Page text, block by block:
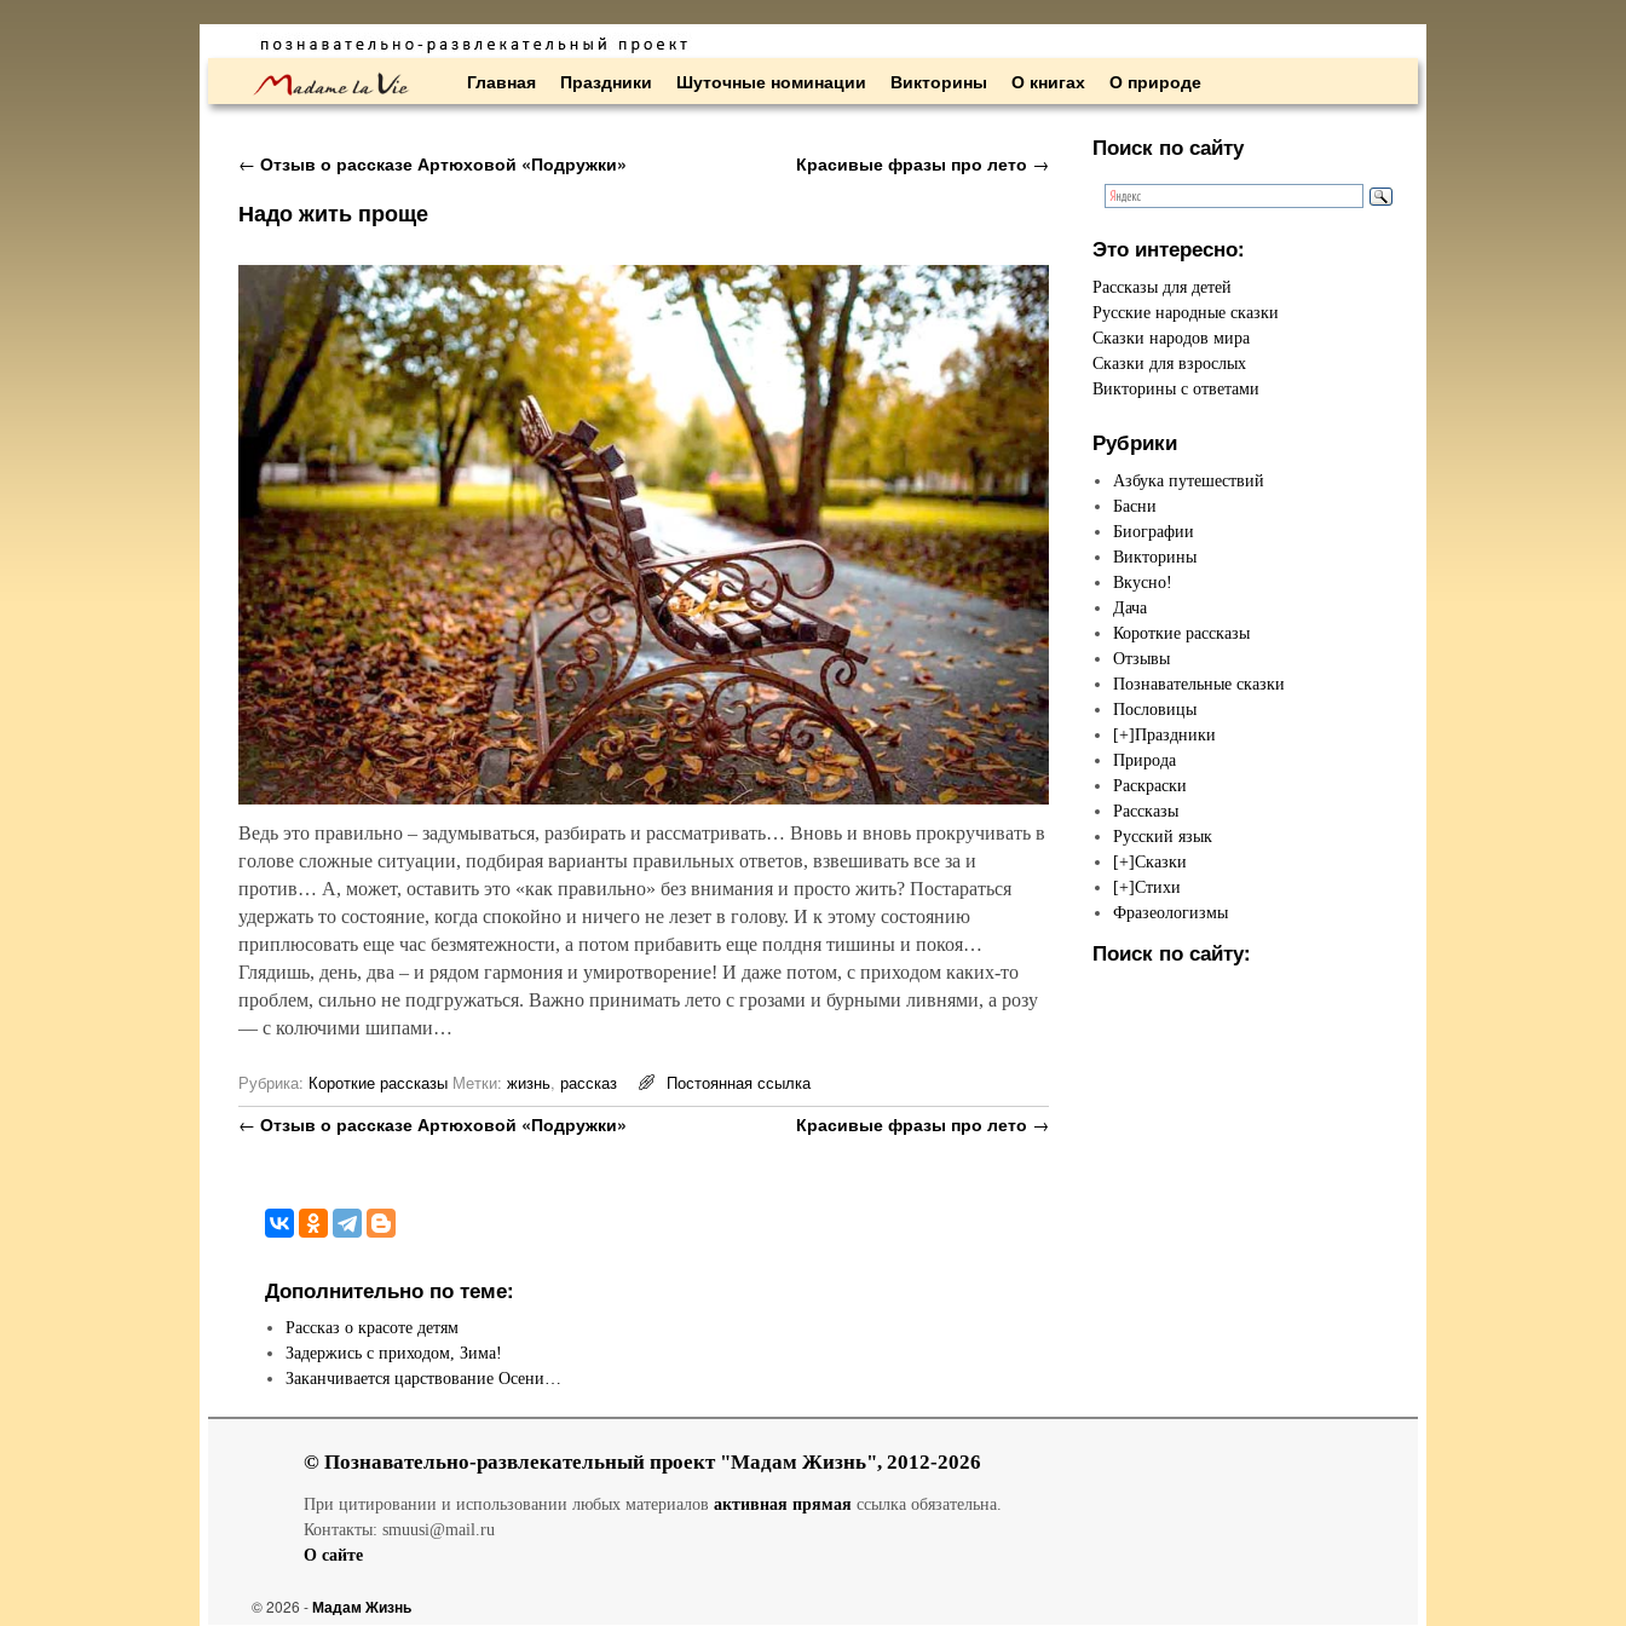
Перейти к основному содержимому
Перейти к дополнительному содержимому Главная Праздники Шуточные номинации Викторины О книгах О природе
Навигация по записям
← Отзыв о рассказе Артюховой «Подружки» Красивые фразы про лето →
Надо жить проще
Ведь это правильно – задумываться, разбирать и рассматривать… Вновь и вновь прокручивать в
голове сложные ситуации, подбирая варианты правильных ответов, взвешивать все за и
против… А, может, оставить это «как правильно» без внимания и просто жить? Постараться
удержать то состояние, когда спокойно и ничего не лезет в голову. И к этому состоянию
приплюсовать еще час безмятежности, а потом прибавить еще полдня тишины и покоя…
Глядишь, день, два – и рядом гармония и умиротворение! И даже потом, с приходом каких-то
проблем, сильно не подгружаться. Важно принимать лето с грозами и бурными ливнями, а розу
— с колючими шипами…
Рубрика: Короткие рассказы Метки: жизнь, рассказ Постоянная ссылка
Навигация по записям
← Отзыв о рассказе Артюховой «Подружки» Красивые фразы про лето →
Дополнительно по теме:
Рассказ о красоте детям
Задержись с приходом, Зима!
Заканчивается царствование Осени…
Поиск по сайту
Это интересно:
Рассказы для детей
Русские народные сказки
Сказки народов мира
Сказки для взрослых
Викторины с ответами
Рубрики
Азбука путешествий
Басни
Биографии
Викторины
Вкусно!
Дача
Короткие рассказы
Отзывы
Познавательные сказки
Пословицы
[+]Праздники
Природа
Раскраски
Рассказы
Русский язык
[+]Сказки
[+]Стихи
Фразеологизмы
Поиск по сайту:
© Познавательно-развлекательный проект "Мадам Жизнь", 2012-2026
При цитировании и использовании любых материалов активная прямаяссылка обязательна.
Контакты: smuusi@mail.ru
О сайте
© 2026 -Мадам Жизнь